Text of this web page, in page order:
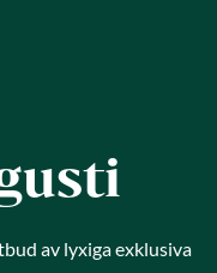
av lyxiga exklusiva